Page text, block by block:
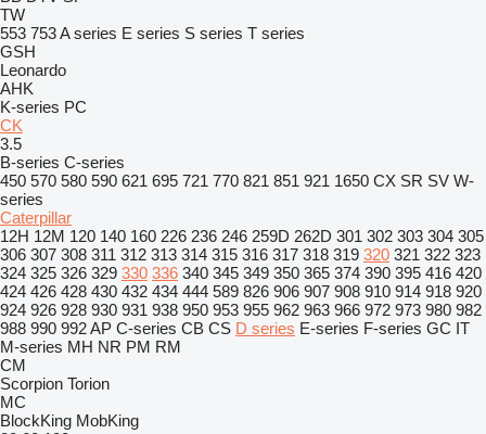
TW
553 753A series E series S series T series
GSH
Leonardo
AHK
K-series PC
CK
3.5
B-series C-series
450 570 580 590 621 695 721 770 821 851 921 1650 CX SR SV W-
series
Caterpillar
12H 12M 120 140 160 226 236 246 259D 262D 301 302 303 304 305
306 307 308 311 312 313 314 315 316 317 318 319 320 321 322 323
324 325 326 329 330 336 340 345 349 350 365 374 390 395 416 420
424 426 428 430 432 434 444 589 826 906 907 908 910 914 918 920
924 926 928 930 931 938 950 953 955 962 963 966 972 973 980 982
988 990 992AP C-series CB CS D series E-series F-series GC IT
M-series MH NR PM RM
CM
Scorpion Torion
MC
BlockKing MobKing